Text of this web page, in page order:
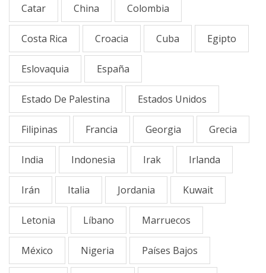
Catar China Colombia
Costa Rica Croacia Cuba Egipto
Eslovaquia España
Estado De Palestina Estados Unidos
Filipinas Francia Georgia Grecia
India Indonesia Irak Irlanda
Irán Italia Jordania Kuwait
Letonia Líbano Marruecos
México Nigeria Países Bajos